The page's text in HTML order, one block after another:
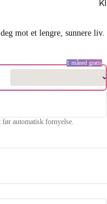
mot et lengre, sunnere liv.
1 måned gratis
automatisk fornyelse.